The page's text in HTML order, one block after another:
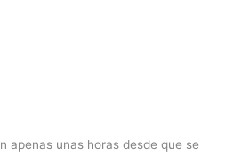
apenas unas horas desde que se